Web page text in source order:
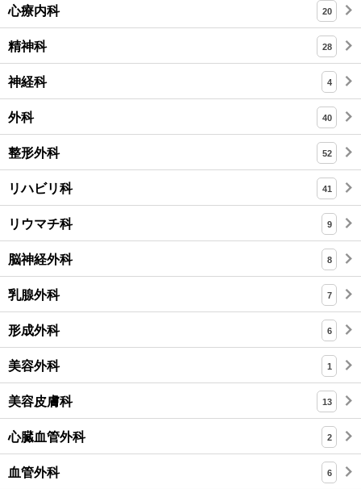
心療内科 20
精神科 28
神経科 4
外科 40
整形外科 52
リハビリ科 41
リウマチ科 9
脳神経外科 8
乳腺外科 7
形成外科 6
美容外科 1
美容皮膚科 13
心臓血管外科 2
血管外科 6